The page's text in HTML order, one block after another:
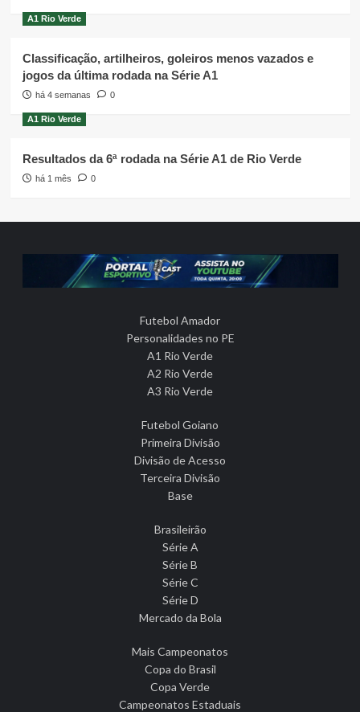
A1 Rio Verde
Classificação, artilheiros, goleiros menos vazados e
jogos da última rodada na Série A1
há 4 semanas 0
A1 Rio Verde
Resultados da 6ª rodada na Série A1 de Rio Verde
há 1 mês 0
Futebol Amador
Personalidades no PE
A1 Rio Verde
A2 Rio Verde
A3 Rio Verde
Futebol Goiano
Primeira Divisão
Divisão de Acesso
Terceira Divisão
Base
Brasileirão
Série A
Série B
Série C
Série D
Mercado da Bola
Mais Campeonatos
Copa do Brasil
Copa Verde
Campeonatos Estaduais